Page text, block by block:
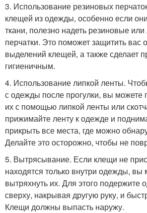
3. Использование резиновых
клещей из одежды, особенно если
ткани, полезно надеть резиновые
перчатки. Это поможет защитить вас
выделений клещей, а также сделает
гигиеничным.
4. Использование липкой ленты.
с одежды после прогулки, вы можете
их с помощью липкой ленты или
прижимайте ленту к одежде и
прикрыть все места, где можно
Делайте это осторожно, чтобы не
5. Вытрясывание. Если клещи не
находятся только внутри одежды, вы
вытряхнуть их. Для этого подержите
сверху, накрывая другую руку, и
Клещи должны выпасть наружу.